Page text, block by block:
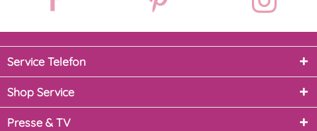
Service Telefon
Shop Service
Presse & TV